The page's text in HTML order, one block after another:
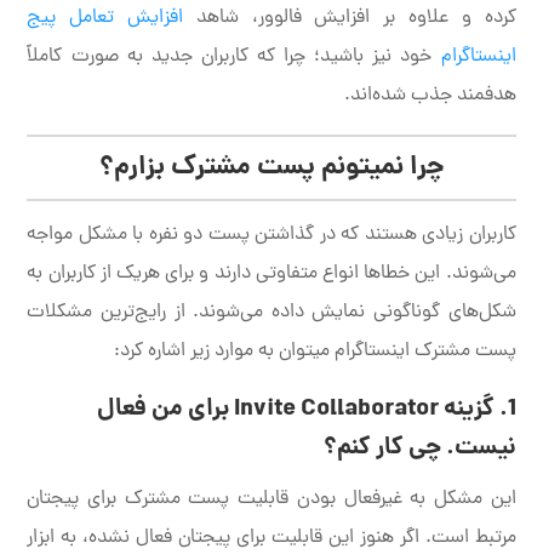
کرده و علاوه بر افزایش فالوور، شاهد افزایش تعامل پیج
اینستاگرام خود نیز باشید؛ چرا که کاربران جدید به صورت کاملاً
هدفمند جذب شده‌اند.
چرا نمیتونم پست مشترک بزارم؟
کاربران زیادی هستند که در گذاشتن پست دو نفره با مشکل مواجه
می‌شوند. این خطاها انواع متفاوتی دارند و برای هریک از کاربران به
شکل‌های گوناگونی نمایش داده می‌شوند. از رایج‌ترین مشکلات
پست مشترک اینستاگرام میتوان به موارد زیر اشاره کرد:
1. گزینه Invite Collaborator برای من فعال
نیست. چی کار کنم؟
این مشکل به غیرفعال بودن قابلیت پست مشترک برای پیجتان
مرتبط است. اگر هنوز این قابلیت برای پیجتان فعال نشده، به ابزار